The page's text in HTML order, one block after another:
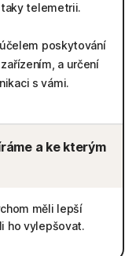
telemetrii.
poskytování
a určení
s vámi.
a ke kterým
měli lepší
ho vylepšovat.